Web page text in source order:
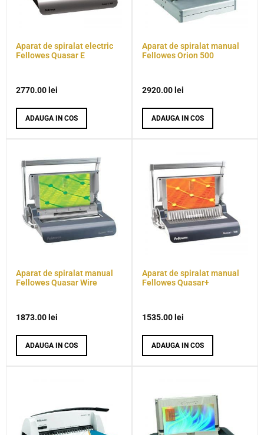
Aparat de spiralat electric
Fellowes Quasar E
2770.00 lei
ADAUGA IN COS
Aparat de spiralat manual
Fellowes Orion 500
2920.00 lei
ADAUGA IN COS
Aparat de spiralat manual
Fellowes Quasar Wire
1873.00 lei
ADAUGA IN COS
Aparat de spiralat manual
Fellowes Quasar+
1535.00 lei
ADAUGA IN COS